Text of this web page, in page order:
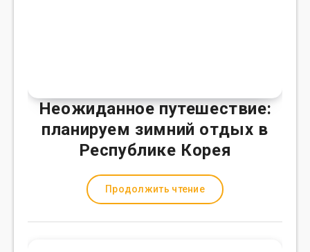
Неожиданное путешествие:
планируем зимний отдых в
Республике Корея
Продолжить чтение